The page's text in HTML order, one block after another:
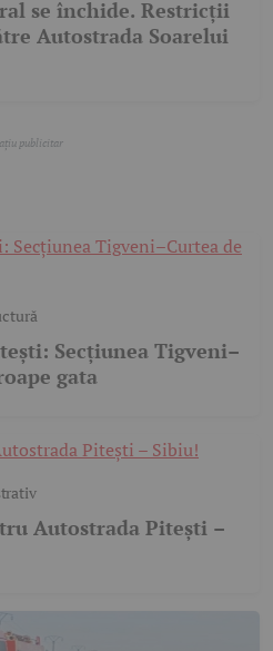
se închide. Restricții
Autostrada Soarelui
Secțiunea Tigveni–
gata
Autostrada Pitești –